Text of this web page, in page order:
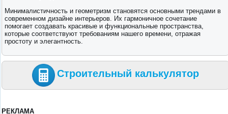
Минималистичность и геометризм становятся основными трендами в
современном дизайне интерьеров. Их гармоничное сочетание
помогает создавать красивые и функциональные пространства,
которые соответствуют требованиям нашего времени, отражая
простоту и элегантность.
Строительный калькулятор
РЕКЛАМА